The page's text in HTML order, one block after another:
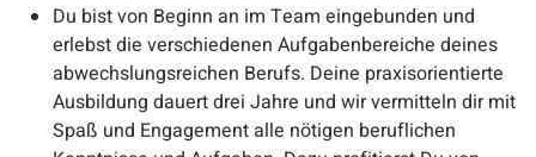
Du bist von Beginn an im Team eingebunden und
erlebst die verschiedenen Aufgabenbereiche deines
abwechslungsreichen Berufs. Deine praxisorientierte
Ausbildung dauert drei Jahre und wir vermitteln dir mit
Spaß und Engagement alle nötigen beruflichen